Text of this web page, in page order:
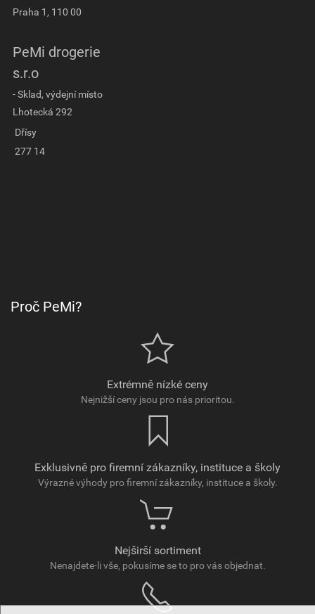
Praha 1, 110 00
PeMi drogerie
s.r.o
- Sklad, výdejní místo
Lhotecká 292
Dřísy
277 14
Proč PeMi?
Extrémně nízké ceny
Nejnižší ceny jsou pro nás prioritou.
Exklusivně pro firemní zákazníky, instituce a školy
Výrazné výhody pro firemní zákazníky, instituce a školy.
Nejširší sortiment
Nenajdete-li vše, pokusíme se to pro vás objednat.